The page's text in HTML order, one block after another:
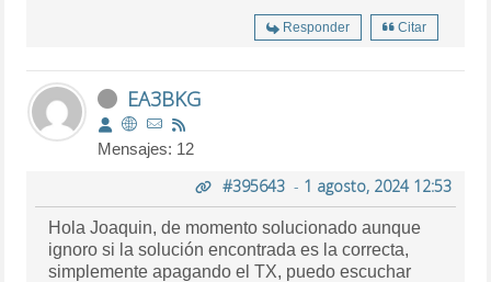
Responder Citar
EA3BKG
Mensajes: 12
#395643- 1 agosto, 2024 12:53
Hola Joaquin, de momento solucionado aunque
ignoro si la solución encontrada es la correcta,
simplemente apagando el TX, puedo escuchar